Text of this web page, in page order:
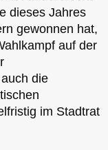
dieses Jahres
gewonnen hat,
auf der
die
im Stadtrat